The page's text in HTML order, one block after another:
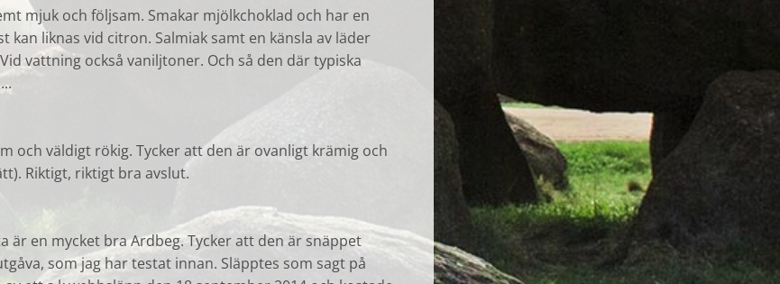
mjuk och följsam. Smakar mjölkchoklad och har en
kan liknas vid citron. Salmiak samt en känsla av läder
vattning också vaniljtoner. Och så den där typiska
och väldigt rökig. Tycker att den är ovanligt krämig och
Riktigt, riktigt bra avslut.
är en mycket bra Ardbeg. Tycker att den är snäppet
som jag har testat innan. Släpptes som sagt på